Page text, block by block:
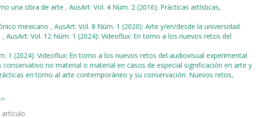
una obra de arte , AusArt: Vol. 4 Núm. 2 (2016): Prácticas artísticas,
mexicano , AusArt: Vol. 8 Núm. 1 (2020): Arte y/en/desde la universidad
, AusArt: Vol. 12 Núm. 1 (2024): Videoflux: En torno a los nuevos retos del
1 (2024): Videoflux: En torno a los nuevos retos del audiovisual experimental
conservativo no material o material en casos de especial significación en arte y
en torno al arte contemporáneo y su conservación: Nuevos retos,